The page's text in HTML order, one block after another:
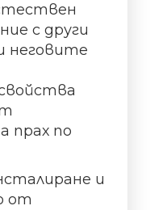
с други
неговите
прах по
и
от